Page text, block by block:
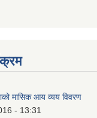
मासिक आय व्यय विवरण
- 13:31